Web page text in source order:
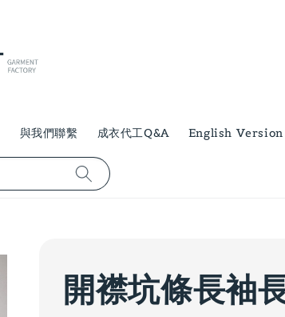
與我們聯繫 成衣代工Q&A English Version
開襟坑條長袖